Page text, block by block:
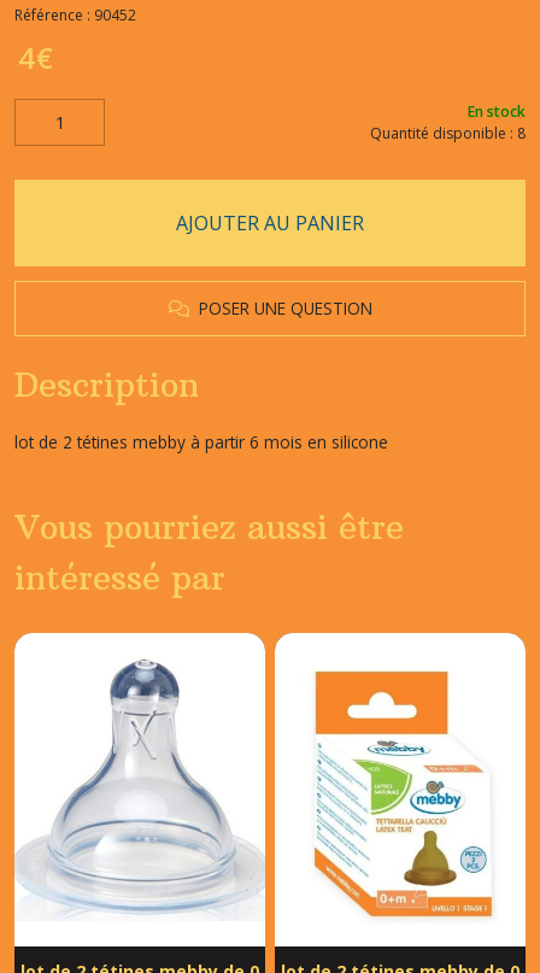
Référence : 90452
4€
En stock
Quantité disponible : 8
AJOUTER AU PANIER
POSER UNE QUESTION
Description
lot de 2 tétines mebby à partir 6 mois en silicone
Vous pourriez aussi être
intéressé par